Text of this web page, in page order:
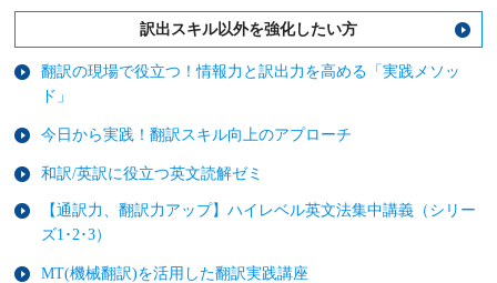
訳出スキル以外を強化したい方
翻訳の現場で役立つ！情報力と訳出力を高める「実践メソッ
ド」
今日から実践！翻訳スキル向上のアプローチ
和訳/英訳に役立つ英文読解ゼミ
【通訳力、翻訳力アップ】ハイレベル英文法集中講義（シリー
ズ1･2･3）
MT(機械翻訳)を活用した翻訳実践講座